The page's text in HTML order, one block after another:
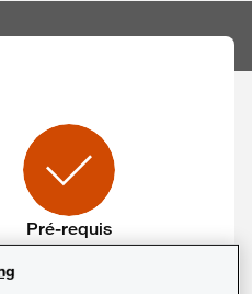
Pré-requis
de base en